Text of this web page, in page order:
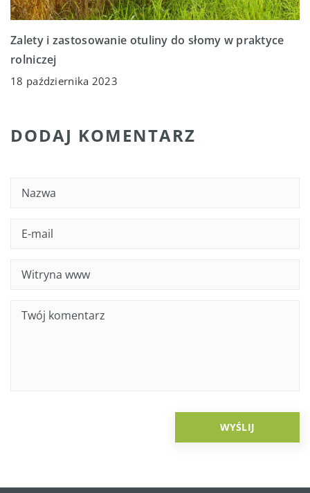
Zalety i zastosowanie otuliny do słomy w praktyce
rolniczej
18 października 2023
DODAJ KOMENTARZ